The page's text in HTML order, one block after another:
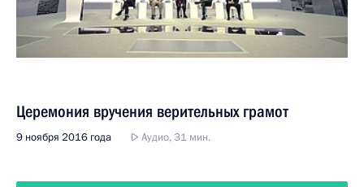
Церемония вручения верительных грамот
9 ноября 2016 года Аудио, 31 мин.